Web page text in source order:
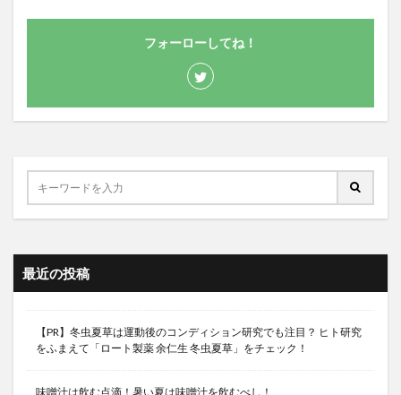
フォーローしてね！
最近の投稿
【PR】冬虫夏草は運動後のコンディション研究でも注目？ ヒト研究
をふまえて「ロート製薬 余仁生 冬虫夏草」をチェック！
味噌汁は飲む点滴！暑い夏は味噌汁を飲むべし！